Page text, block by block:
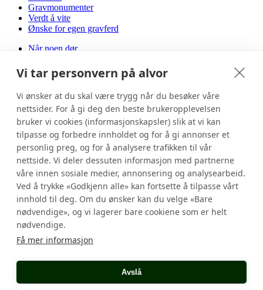
Vi tar personvern på alvor
Vi ønsker at du skal være trygg når du besøker våre
nettsider. For å gi deg den beste brukeropplevelsen
bruker vi cookies (informasjonskapsler) slik at vi kan
tilpasse og forbedre innholdet og for å gi annonser et
personlig preg, og for å analysere trafikken til vår
nettside. Vi deler dessuten informasjon med partnerne
våre innen sosiale medier, annonsering og analysearbeid.
Ved å trykke «Godkjenn alle» kan fortsette å tilpasse vårt
innhold til deg. Om du ønsker kan du velge «Bare
nødvendige», og vi lagerer bare cookiene som er helt
nødvendige.
Få mer informasjon
Avslå
Gravmonumenter
Verdt å vite
Ønske for egen gravferd
Når noen dør
Kondolanse
Kremasjon og kistebegravelse
Minnelund
Sletting av grav
Særskilt tilrettelagt grav
Obduksjon
Minnesider
Historisk gravferd
Skikk og bruk ved gravferd
Ansvar for gravferd
Antrekk ved gravferd
Betaling ved gravferd
Anonym grav
Askespredning
Gravferdsseremoni
Skjemaer i forhold til ny arvelov